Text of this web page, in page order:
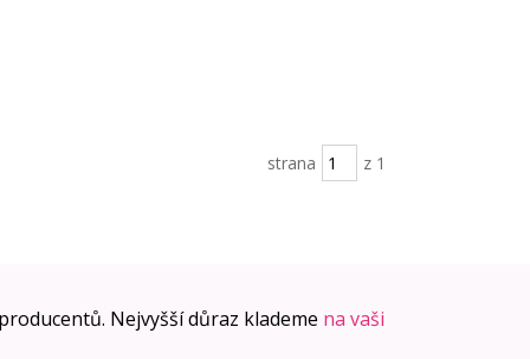
strana z 1
Nejvyšší důraz klademe na vaši